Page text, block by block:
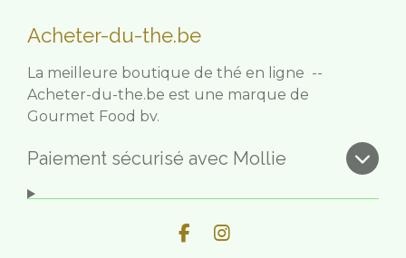
Acheter-du-the.be
La meilleure boutique de thé en ligne --
Acheter-du-the.be est une marque de
Gourmet Food bv.
Paiement sécurisé avec Mollie
F
I